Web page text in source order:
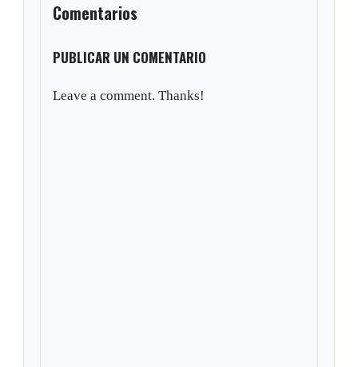
Comentarios
PUBLICAR UN COMENTARIO
Leave a comment. Thanks!